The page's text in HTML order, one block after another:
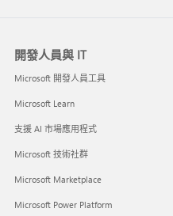
開發人員與 IT
Microsoft 開發人員工具
Microsoft Learn
支援 AI 市場應用程式
Microsoft 技術社群
Microsoft Marketplace
Microsoft Power Platform